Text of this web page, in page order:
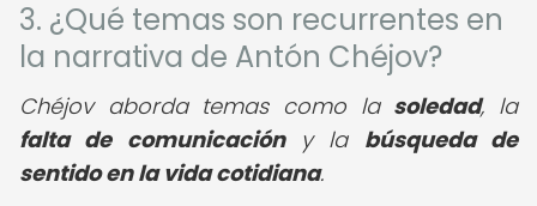
3. ¿Qué temas son recurrentes en
la narrativa de Antón Chéjov?
Chéjov aborda temas como la soledad, la
falta de comunicacióny la búsqueda de
sentido en la vida cotidiana.